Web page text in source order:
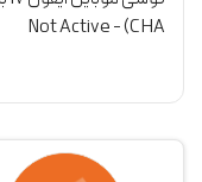
CHA) - Not Active